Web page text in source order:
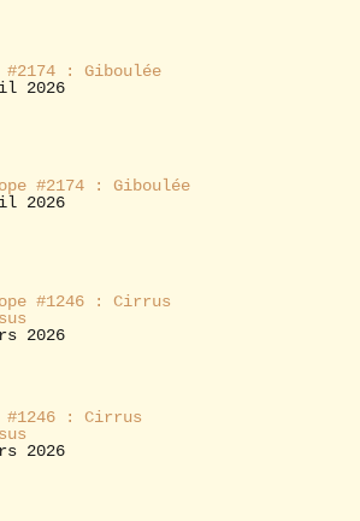
#2174 : Giboulée
2026
#2174 : Giboulée
2026
#1246 : Cirrus
2026
#1246 : Cirrus
2026